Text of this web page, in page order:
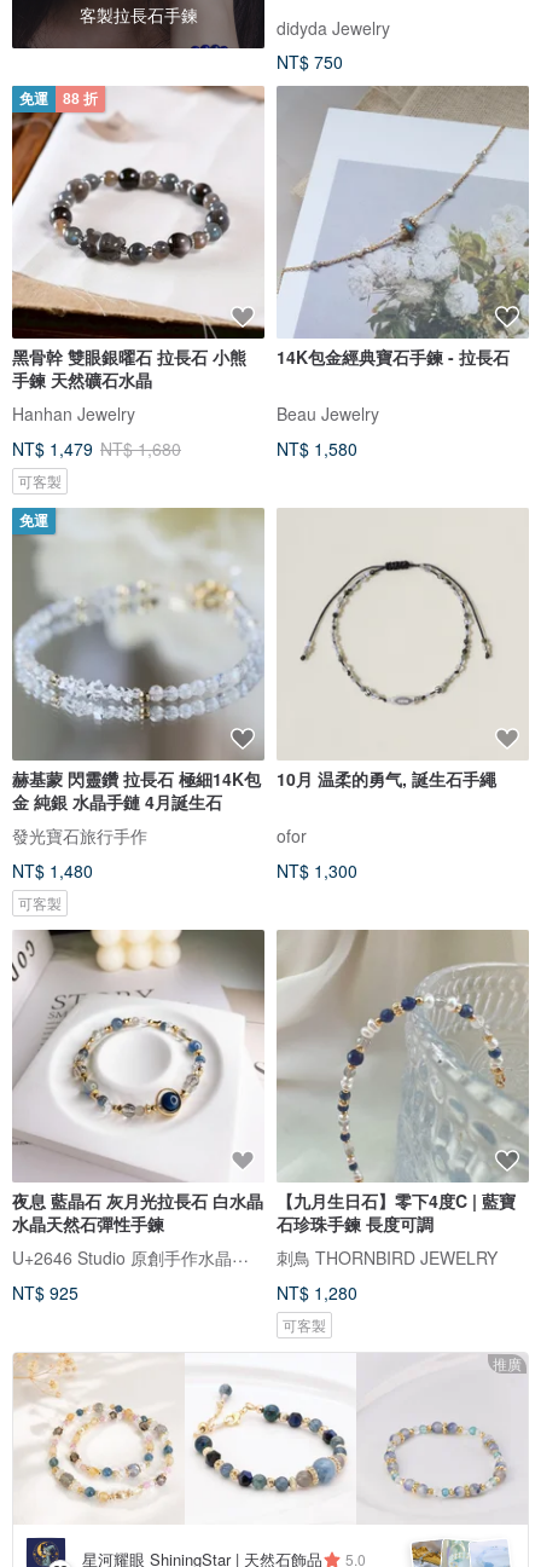
客製拉長石手鍊
didyda Jewelry
NT$ 750
免運 88 折
黑骨幹 雙眼銀曜石 拉長石 小熊
手鍊 天然礦石水晶
Hanhan Jewelry
NT$ 1,479 NT$ 1,680
可客製
14K包金經典寶石手鍊 - 拉長石
Beau Jewelry
NT$ 1,580
免運
赫基蒙 閃靈鑽 拉長石 極細14K包
金 純銀 水晶手鏈 4月誕生石
發光寶石旅行手作
NT$ 1,480
可客製
10月 温柔的勇气, 誕生石手繩
ofor
NT$ 1,300
夜息 藍晶石 灰月光拉長石 白水晶
水晶天然石彈性手鍊
U+2646 Studio 原創手作水晶飾品
NT$ 925
【九月生日石】零下4度C | 藍寶
石珍珠手鍊 長度可調
刺鳥 THORNBIRD JEWELRY
NT$ 1,280
可客製
推廣
星河耀眼 ShiningStar | 天然石飾品 5.0